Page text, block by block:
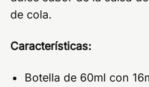
de cola.
Características:
Botella de 60ml con